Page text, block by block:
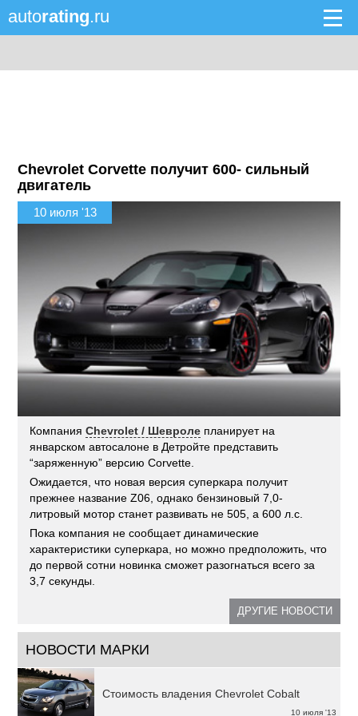
autorating.ru
Chevrolet Corvette получит 600- сильный
двигатель
10 июля '13
КомпанияChevrolet / Шевроле планирует на
январском автосалоне в Детройте представить
“заряженную” версию Corvette.
Ожидается, что новая версия суперкара получит
прежнее название Z06, однако бензиновый 7,0-
литровый мотор станет развивать не 505, а 600 л.с.
Пока компания не сообщает динамические
характеристики суперкара, но можно предположить, что
до первой сотни новинка сможет разогнаться всего за
3,7 секунды.
ДРУГИЕ НОВОСТИ
НОВОСТИ МАРКИ
10 июля '13
Стоимость владения Chevrolet Cobalt